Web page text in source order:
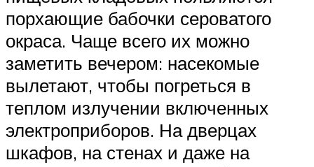
порхающие бабочки сероватого
окраса. Чаще всего их можно
заметить вечером: насекомые
вылетают, чтобы погреться в
теплом излучении включенных
электроприборов. На дверцах
шкафов, на стенах и даже на